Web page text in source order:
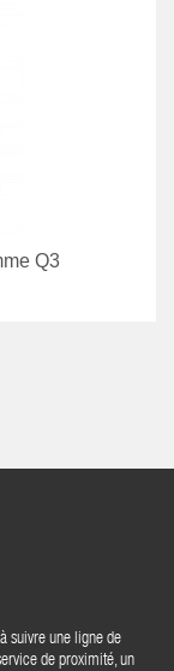
Q3
suivre une ligne de
de proximité, un